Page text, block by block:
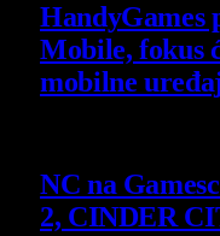
HandyGames
Mobile, fokus
mobilne
NC na
2, CINDER